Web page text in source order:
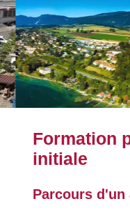
Formation
initiale
Parcours d'un